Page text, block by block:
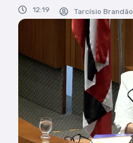
12:19
Tarcísio Brandão